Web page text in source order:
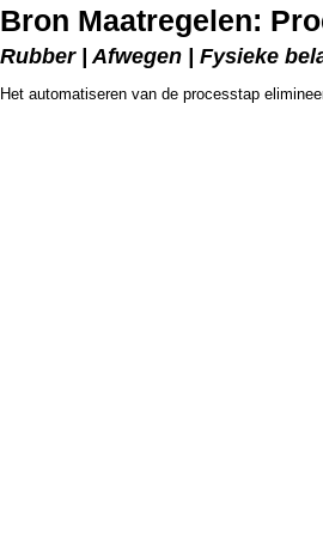
Bron Maatregelen:
Rubber | Afwegen | Fysieke
Het automatiseren van de processtap